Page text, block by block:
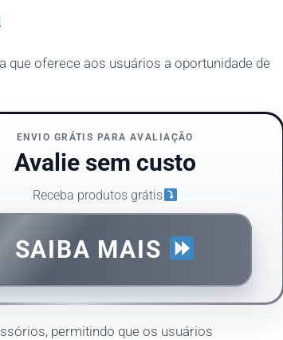
que oferece aos usuários a oportunidade de
ENVIO GRÁTIS PARA AVALIAÇÃO
Avalie sem custo
Receba produtos grátis
SAIBA MAIS
permitindo que os usuários